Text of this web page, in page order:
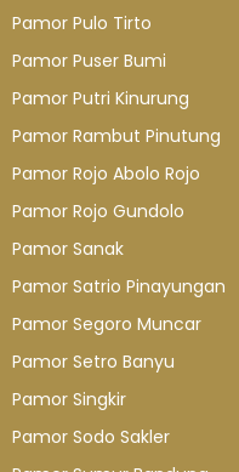
Pamor Pulo Tirto
Pamor Puser Bumi
Pamor Putri Kinurung
Pamor Rambut Pinutung
Pamor Rojo Abolo Rojo
Pamor Rojo Gundolo
Pamor Sanak
Pamor Satrio Pinayungan
Pamor Segoro Muncar
Pamor Setro Banyu
Pamor Singkir
Pamor Sodo Sakler